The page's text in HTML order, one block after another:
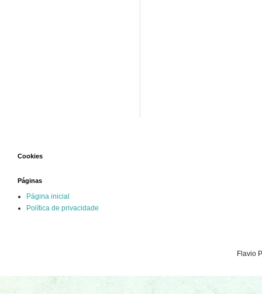
Cookies
Páginas
Página inicial
Política de privacidade
Flavio